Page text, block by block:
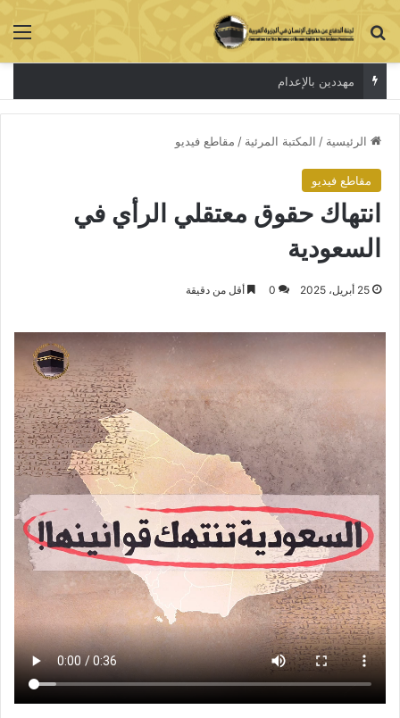
بحث عن
مهددين بالإعدام
الرئيسية / المكتبة المرئية / مقاطع فيديو
مقاطع فيديو
انتهاك حقوق معتقلي الرأي في
السعودية
25 أبريل، 2025 0 أقل من دقيقة